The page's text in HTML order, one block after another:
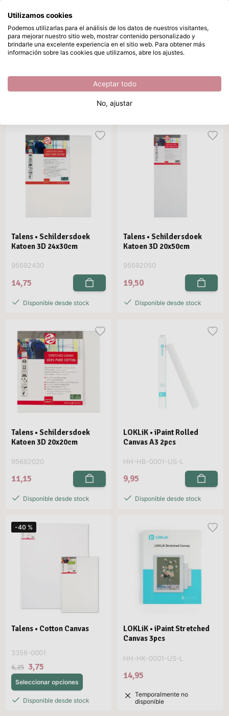
Saltar al contenido principal
Disponible desde stock
Lienzo
Inicio / Suministros de pintura / Lienzo
Lienzo
Marcas Color Ordenar por Por página
Talens • Schildersdoek
Katoen 3D 24x30cm
95692430
14,75
Disponible desde stock
Talens • Schildersdoek
Katoen 3D 20x50cm
95692050
19,50
Disponible desde stock
Talens • Schildersdoek
Katoen 3D 20x20cm
95692020
11,15
Disponible desde stock
LOKLiK • iPaint Rolled
Canvas A3 2pcs
HH-HB-0001-US-L
9,95
Disponible desde stock
-40 %
Talens • Cotton Canvas
3356-0001
6,25 3,75
Seleccionar opciones
Disponible desde stock
LOKLiK • iPaint Stretched
Canvas 3pcs
HH-HK-0001-US-L
14,95
Temporalmente no
disponible
Utilizamos cookies
Podemos utilizarlas para el análisis de los datos de nuestros visitantes,
para mejorar nuestro sitio web, mostrar contenido personalizado y
brindarle una excelente experiencia en el sitio web. Para obtener más
información sobre las cookies que utilizamos, abre los ajustes.
Aceptar todo
No, ajustar